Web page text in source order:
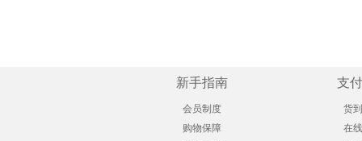
新手指南
会员制度
购物保障
支
货
在